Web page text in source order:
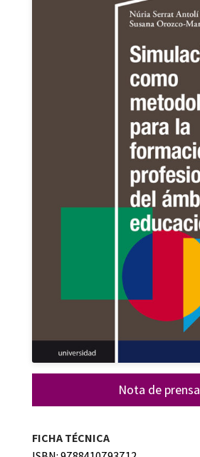
Nota de prensa
FICHA TÉCNICA